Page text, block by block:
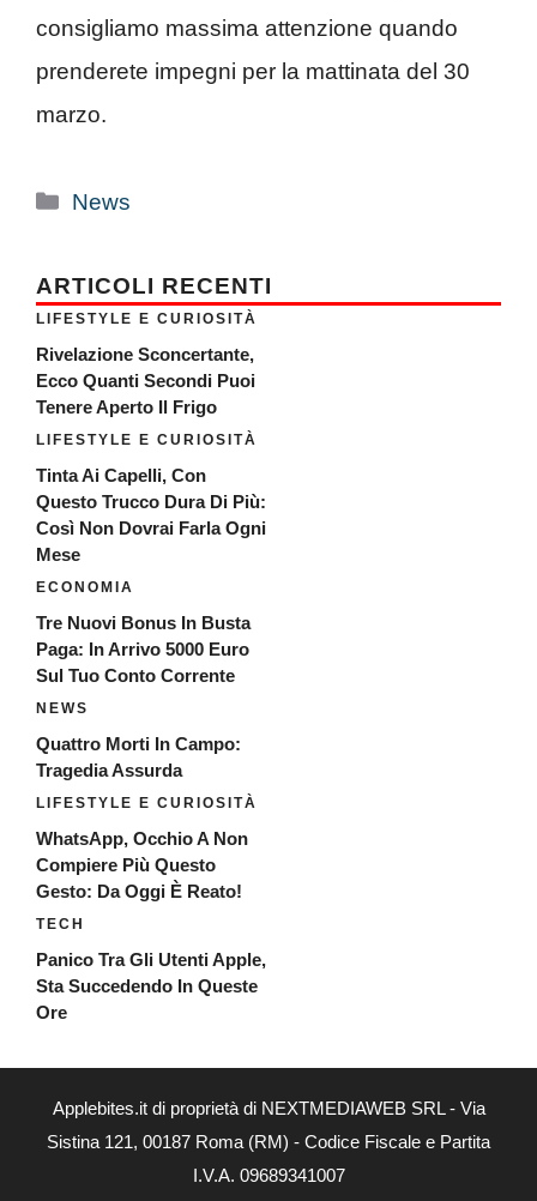
consigliamo massima attenzione quando
prenderete impegni per la mattinata del 30
marzo.
Categorie
News
ARTICOLI RECENTI
LIFESTYLE E CURIOSITÀ
Rivelazione Sconcertante,
Ecco Quanti Secondi Puoi
Tenere Aperto Il Frigo
LIFESTYLE E CURIOSITÀ
Tinta Ai Capelli, Con
Questo Trucco Dura Di Più:
Così Non Dovrai Farla Ogni
Mese
ECONOMIA
Tre Nuovi Bonus In Busta
Paga: In Arrivo 5000 Euro
Sul Tuo Conto Corrente
NEWS
Quattro Morti In Campo:
Tragedia Assurda
LIFESTYLE E CURIOSITÀ
WhatsApp, Occhio A Non
Compiere Più Questo
Gesto: Da Oggi È Reato!
TECH
Panico Tra Gli Utenti Apple,
Sta Succedendo In Queste
Ore
Applebites.it di proprietà di NEXTMEDIAWEB SRL - Via
Sistina 121, 00187 Roma (RM) - Codice Fiscale e Partita
I.V.A. 09689341007